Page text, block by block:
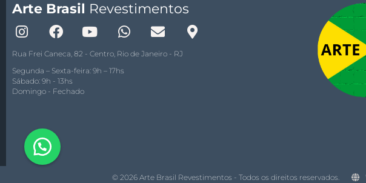
Arte Brasil Revestimentos
Rua Frei Caneca, 82 - Centro, Rio de Janeiro - RJ
Segunda – Sexta-feira: 9h – 17hs
Sábado: 9h - 13hs
Domingo - Fechado
© 2026 Arte Brasil Revestimentos - Todos os direitos reservados.